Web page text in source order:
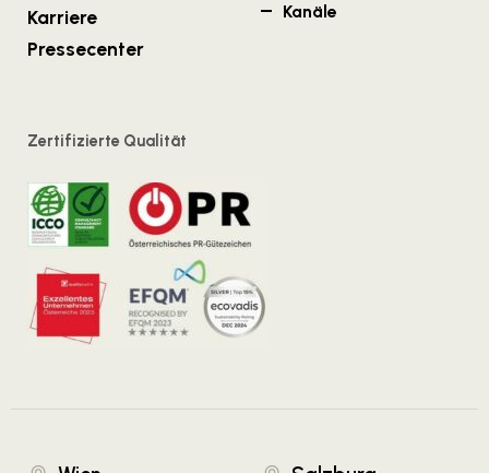
Karriere
Pressecenter
Kanäle
Zertifizierte Qualität